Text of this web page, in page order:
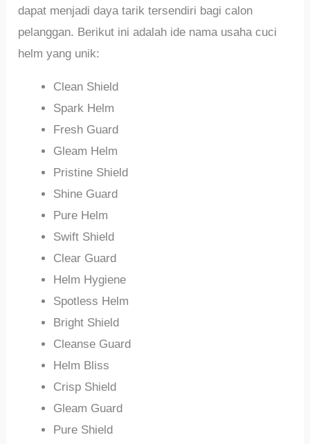
dapat menjadi daya tarik tersendiri bagi calon
pelanggan. Berikut ini adalah ide nama usaha cuci
helm yang unik:
Clean Shield
Spark Helm
Fresh Guard
Gleam Helm
Pristine Shield
Shine Guard
Pure Helm
Swift Shield
Clear Guard
Helm Hygiene
Spotless Helm
Bright Shield
Cleanse Guard
Helm Bliss
Crisp Shield
Gleam Guard
Pure Shield